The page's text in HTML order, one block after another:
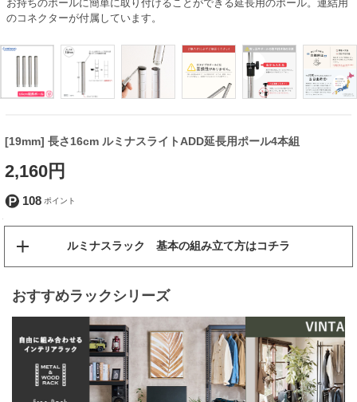
お持ちのポールに簡単に取り付けることができる延長用のポール。連結用
のコネクターが付属しています。
[19mm] 長さ16cm ルミナスライトADD延長用ポール4本組
2,160円
108
ルミナスラック 基本の組み立て方はコチラ
おすすめラックシリーズ